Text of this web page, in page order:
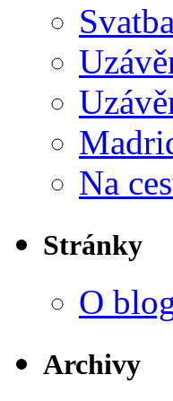
Na
Stránky
O
Archivy